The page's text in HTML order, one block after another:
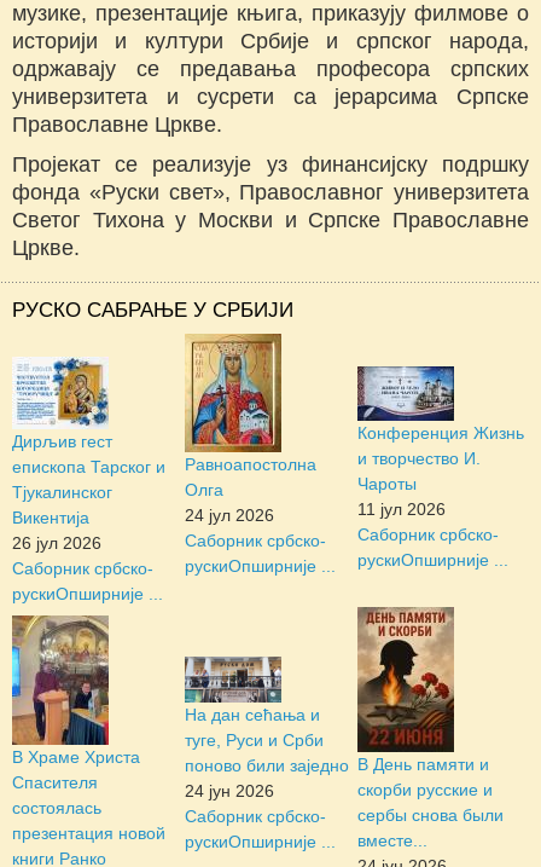
музике, презентације књига, приказуjу филмове о
историји и култури Србије и српског народа,
одржаваjу се предавања професора српских
универзитета и сусрети са јерарсима Српске
Православне Цркве.
Пројекат се реализује уз финансијску подршку
фонда «Руски свет», Православног универзитета
Светог Тихона у Москви и Српске Православне
Цркве.
РУСКО САБРАЊЕ У СРБИЈИ
Дирљив гест
епископа Тарског и
Тјукалинског
Викентија
26 јул 2026
Саборник србско-
рускиОпширније ...
Равноапостолна
Олга
24 јул 2026
Саборник србско-
рускиОпширније ...
Конференция Жизнь
и творчество И.
Чароты
11 јул 2026
Саборник србско-
рускиОпширније ...
В Храме Христа
Спасителя
состоялась
презентация новой
книги Ранко
На дан сећања и
туге, Руси и Срби
поново били заједно
24 јун 2026
Саборник србско-
рускиОпширније ...
В День памяти и
скорби русские и
сербы снова были
вместе...